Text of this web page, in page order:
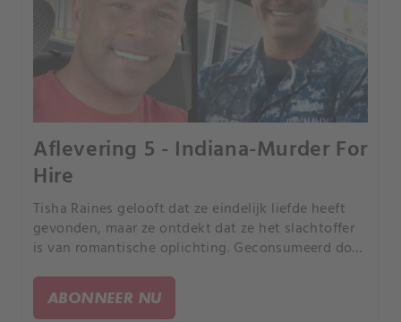
Aflevering 5 - Indiana-Murder For
Hire
Tisha Raines gelooft dat ze eindelijk liefde heeft
gevonden, maar ze ontdekt dat ze het slachtoffer
is van romantische oplichting. Geconsumeerd door
wraak, maar haar acties nemen een nog duistere
wending.
ABONNEER NU